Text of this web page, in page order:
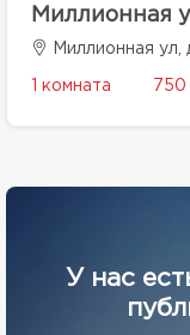
Миллионная
Миллионная ул, д
1 комната 750
У нас